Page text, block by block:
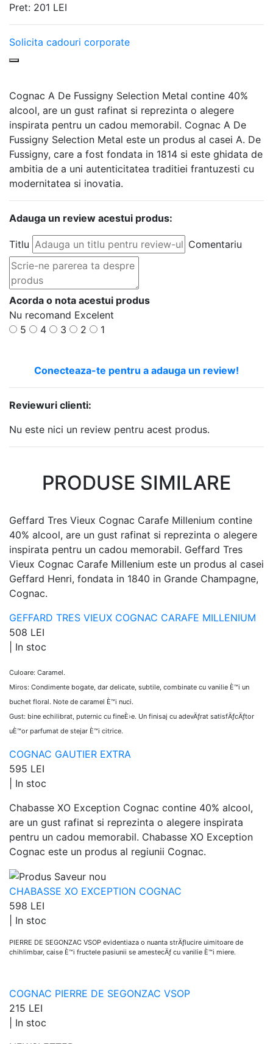
Pret: 201 LEI
Solicita cadouri corporate
Cognac A De Fussigny Selection Metal contine 40%
alcool, are un gust rafinat si reprezinta o alegere
inspirata pentru un cadou memorabil. Cognac A De
Fussigny Selection Metal este un produs al casei A. De
Fussigny, care a fost fondata in 1814 si este ghidata de
ambitia de a uni autenticitatea traditiei frantuzesti cu
modernitatea si inovatia.
Adauga un review acestui produs:
Titlu Comentariu
Acorda o nota acestui produs
Nu recomand Excelent
5
4 3 2 1
Conecteaza-te pentru a adauga un review!
Reviewuri clienti:
Nu este nici un review pentru acest produs.
PRODUSE SIMILARE
Geffard Tres Vieux Cognac Carafe Millenium contine
40% alcool, are un gust rafinat si reprezinta o alegere
inspirata pentru un cadou memorabil. Geffard Tres
Vieux Cognac Carafe Millenium este un produs al casei
Geffard Henri, fondata in 1840 in Grande Champagne,
Cognac.
GEFFARD TRES VIEUX COGNAC CARAFE MILLENIUM
508 LEI
In stoc
Culoare: Caramel.
Miros: Condimente bogate, dar delicate, subtile, combinate cu vanilie È™i un
buchet floral. Note de caramel È™i nuci.
Gust: bine echilibrat, puternic cu fineÈ›e. Un finisaj cu adevÄƒrat satisfÄƒcÄƒtor
uÈ™or parfumat de stejar È™i citrice.
COGNAC GAUTIER EXTRA
595 LEI
In stoc
Chabasse XO Exception Cognac contine 40% alcool,
are un gust rafinat si reprezinta o alegere inspirata
pentru un cadou memorabil. Chabasse XO Exception
Cognac este un produs al regiunii Cognac.
CHABASSE XO EXCEPTION COGNAC
598 LEI
In stoc
PIERRE DE SEGONZAC VSOP evidentiaza o nuanta strÄƒlucire uimitoare de
chihlimbar, caise È™i fructele pasiunii se amestecÄƒ cu vanilie È™i miere.
COGNAC PIERRE DE SEGONZAC VSOP
215 LEI
In stoc